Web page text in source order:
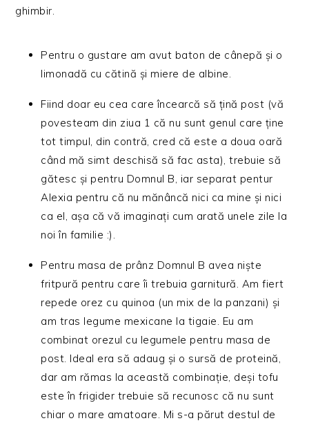
ghimbir.
Pentru o gustare am avut baton de cânepă și o
limonadă cu cătină și miere de albine.
Fiind doar eu cea care încearcă să țină post (vă
povesteam din ziua 1 că nu sunt genul care ține
tot timpul, din contră, cred că este a doua oară
când mă simt deschisă să fac asta), trebuie să
gătesc și pentru Domnul B, iar separat pentur
Alexia pentru că nu mănâncă nici ca mine și nici
ca el, așa că vă imaginați cum arată unele zile la
noi în familie :).
Pentru masa de prânz Domnul B avea niște
fritpură pentru care îi trebuia garnitură. Am fiert
repede orez cu quinoa (un mix de la panzani) și
am tras legume mexicane la tigaie. Eu am
combinat orezul cu legumele pentru masa de
post. Ideal era să adaug și o sursă de proteină,
dar am rămas la această combinație, deși tofu
este în frigider trebuie să recunosc că nu sunt
chiar o mare amatoare. Mi s-a părut destul de